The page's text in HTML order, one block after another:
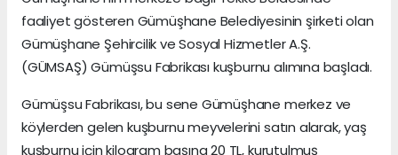
faaliyet gösteren Gümüşhane Belediyesinin şirketi olan
Gümüşhane Şehircilik ve Sosyal Hizmetler A.Ş.
(GÜMSAŞ) Gümüşsu Fabrikası kuşburnu alımına başladı.
Gümüşsu Fabrikası, bu sene Gümüşhane merkez ve
köylerden gelen kuşburnu meyvelerini satın alarak, yaş
kuşburnu için kilogram başına 20 TL, kurutulmuş